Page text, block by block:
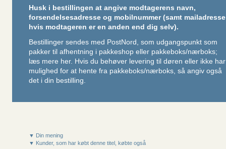
Husk i bestillingen at angive modtagerens navn,
forsendelsesadresse og mobilnummer (samt mailadresse
hvis modtageren er en anden end dig selv).
Bestillinger sendes med PostNord, som udgangspunkt som
pakker til afhentning i pakkeshop eller pakkeboks/nærboks;
læs mere her. Hvis du behøver levering til døren eller ikke har
mulighed for at hente fra pakkeboks/nærboks, så angiv også
det i din bestilling.
▼ Din mening
▼ Kunder, som har købt denne titel, købte også